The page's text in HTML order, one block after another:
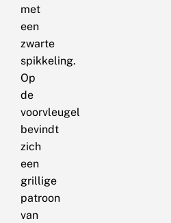
met
een
zwarte
spikkeling.
Op
de
voorvleugel
bevindt
zich
een
grillige
patroon
van